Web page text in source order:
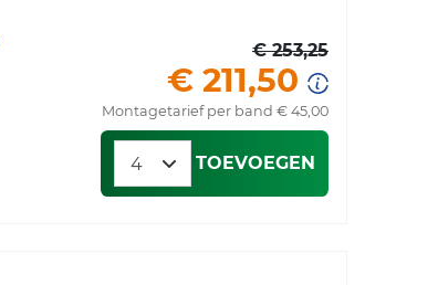
€ 253,25
€ 211,50
Montagetarief per band € 45,00
TOEVOEGEN